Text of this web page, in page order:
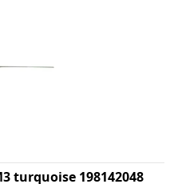
turquoise 198142048